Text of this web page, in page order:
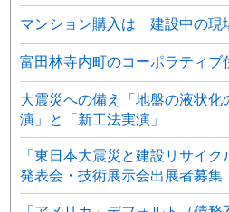
マンション購入は 建設中の現
富田林寺内町のコーポラティブ
大震災への備え「地盤の液状化
演」と「新工法実演」
「東日本大震災と建設リサイ
発表会・技術展示会出展者募集